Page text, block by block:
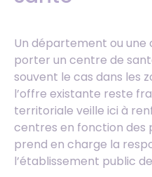
Un département ou une
porter un centre de
souvent le cas dans les
l’offre existante reste
territoriale veille ici à
centres en fonction des
prend en charge la
l’établissement public